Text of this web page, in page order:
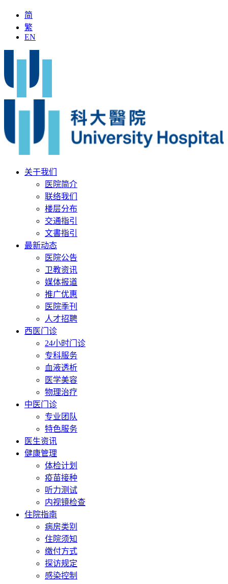
简
繁
EN
关于我们
医院简介
联络我们
楼层分布
交通指引
文書指引
最新动态
医院公告
卫教资讯
媒体报道
推广优惠
医院季刊
人才招聘
西医门诊
24小时门诊
专科服务
血液透析
医学美容
物理治疗
中医门诊
专业团队
特色服务
医生资讯
健康管理
体检计划
疫苗接种
听力测试
内视镜检查
住院指南
病房类别
住院须知
缴付方式
探访规定
感染控制